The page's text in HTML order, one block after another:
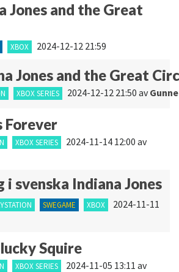
Jones and the Great
XBOX 2024-12-12 21:59
Jones and the Great
XBOX SERIES 2024-12-12 21:50 av
Forever
XBOX SERIES 2024-11-14 12:00 av
i svenska Indiana Jones
SWEGAME XBOX
2024-11-11
Squire
XBOX SERIES 2024-11-05 13:11 av